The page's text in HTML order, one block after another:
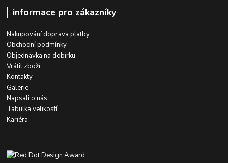
informace pro zákazníky
Nakupování doprava platby
Obchodní podmínky
Objednávka na dobírku
Vrátit zboží
Kontakty
Galerie
Napsali o nás
Tabulka velikostí
Kariéra